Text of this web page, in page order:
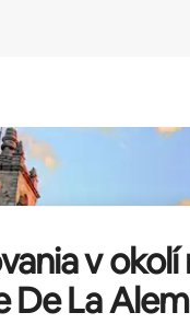
v okolí
De La